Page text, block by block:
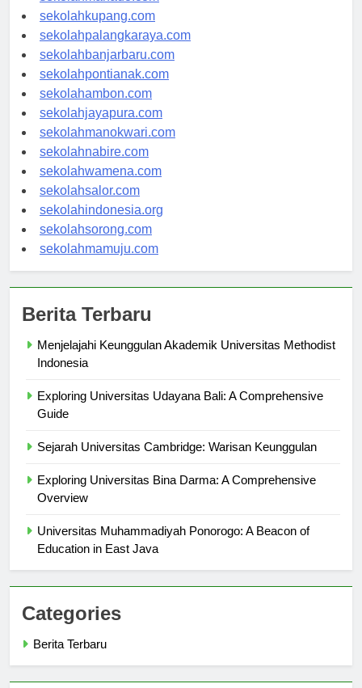
sekolahmanado.com
sekolahkupang.com
sekolahpalangkaraya.com
sekolahbanjarbaru.com
sekolahpontianak.com
sekolahambon.com
sekolahjayapura.com
sekolahmanokwari.com
sekolahnabire.com
sekolahwamena.com
sekolahsalor.com
sekolahindonesia.org
sekolahsorong.com
Menjelajahi Keunggulan Akademik Universitas Methodist
Exploring Universitas Udayana Bali: A Comprehensive
Exploring Universitas Bina Darma: A Comprehensive
Universitas Muhammadiyah Ponorogo: A Beacon of
Categories